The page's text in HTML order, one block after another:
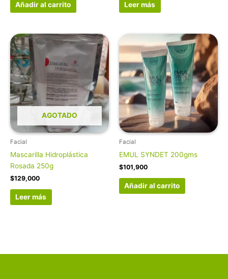
Añadir al carrito Leer más
AGOTADO
Facial
Mascarilla Hidroplástica
Rosada 250g
$129,000
Leer más
Facial
EMUL SYNDET 200gms
$101,900
Añadir al carrito